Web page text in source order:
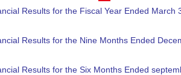
Results for the Fiscal Year Ended March
Results for the Nine Months Ended
Results for the Six Months Ended